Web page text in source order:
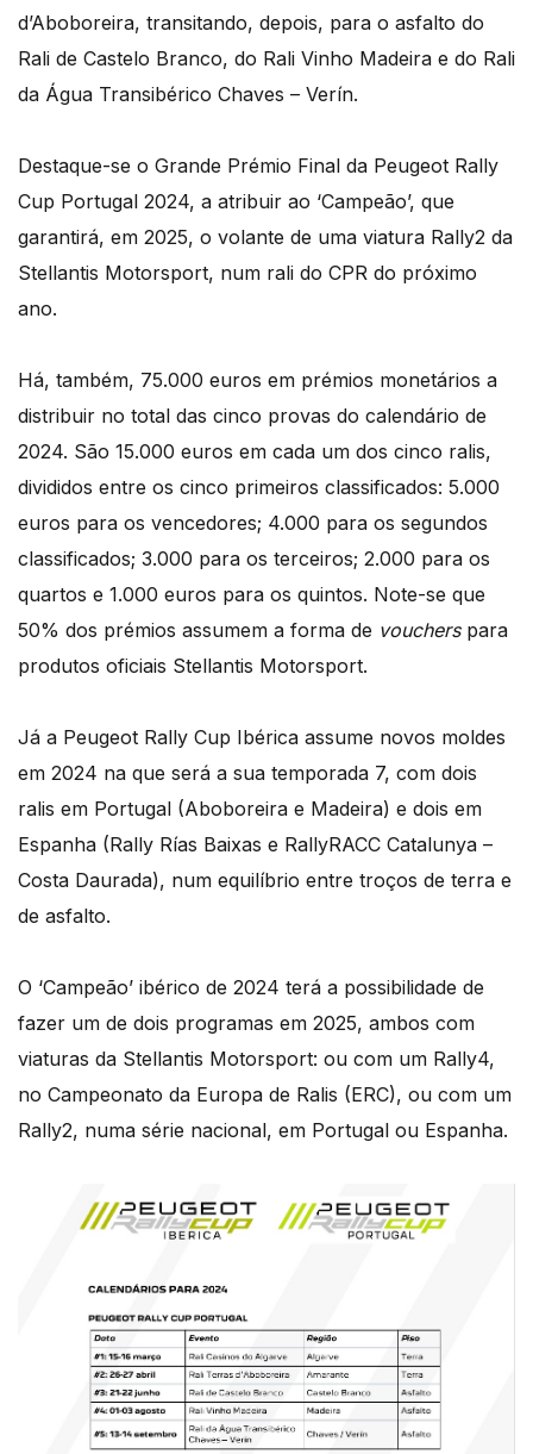
d’Aboboreira, transitando, depois, para o asfalto do
Rali de Castelo Branco, do Rali Vinho Madeira e do Rali
da Água Transibérico Chaves – Verín.
Destaque-se o Grande Prémio Final da Peugeot Rally
Cup Portugal 2024, a atribuir ao ‘Campeão’, que
garantirá, em 2025, o volante de uma viatura Rally2 da
Stellantis Motorsport, num rali do CPR do próximo
ano.
Há, também, 75.000 euros em prémios monetários a
distribuir no total das cinco provas do calendário de
2024. São 15.000 euros em cada um dos cinco ralis,
divididos entre os cinco primeiros classificados: 5.000
euros para os vencedores; 4.000 para os segundos
classificados; 3.000 para os terceiros; 2.000 para os
quartos e 1.000 euros para os quintos. Note-se que
50% dos prémios assumem a forma de voucherspara
produtos oficiais Stellantis Motorsport.
Já a Peugeot Rally Cup Ibérica assume novos moldes
em 2024 na que será a sua temporada 7, com dois
ralis em Portugal (Aboboreira e Madeira) e dois em
Espanha (Rally Rías Baixas e RallyRACC Catalunya –
Costa Daurada), num equilíbrio entre troços de terra e
de asfalto.
O ‘Campeão’ ibérico de 2024 terá a possibilidade de
fazer um de dois programas em 2025, ambos com
viaturas da Stellantis Motorsport: ou com um Rally4,
no Campeonato da Europa de Ralis (ERC), ou com um
Rally2, numa série nacional, em Portugal ou Espanha.